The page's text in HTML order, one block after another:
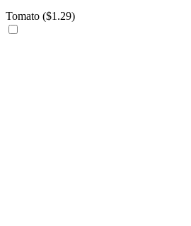
Tomato ($1.29)